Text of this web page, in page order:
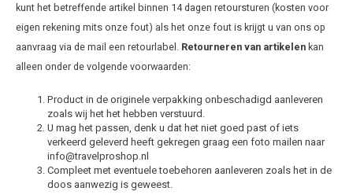
Lynk
Mini
kunt het betreffende artikel binnen 14 dagen retoursturen (kosten voor
eigen rekening mits onze fout) als het onze fout is krijgt u van ons op
aanvraag via de mail een retourlabel. Retourneren van artikelenkan
alleen onder de volgende voorwaarden:
Product in de originele verpakking onbeschadigd aanleveren
zoals wij het het hebben verstuurd.
U mag het passen, denk u dat het niet goed past of iets
verkeerd geleverd heeft gekregen graag een foto mailen naar
info@travelproshop.nl
Compleet met eventuele toebehoren aanleveren zoals het in de
doos aanwezig is geweest.